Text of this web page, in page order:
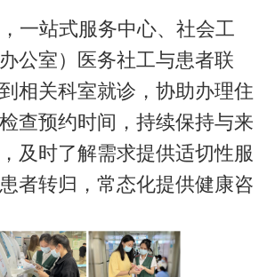
一站式服务中心、社会工
公室）医务社工与患者联
相关科室就诊，协助办理住
查预约时间，持续保持与来
及时了解需求提供适切性服
者转归，常态化提供健康咨